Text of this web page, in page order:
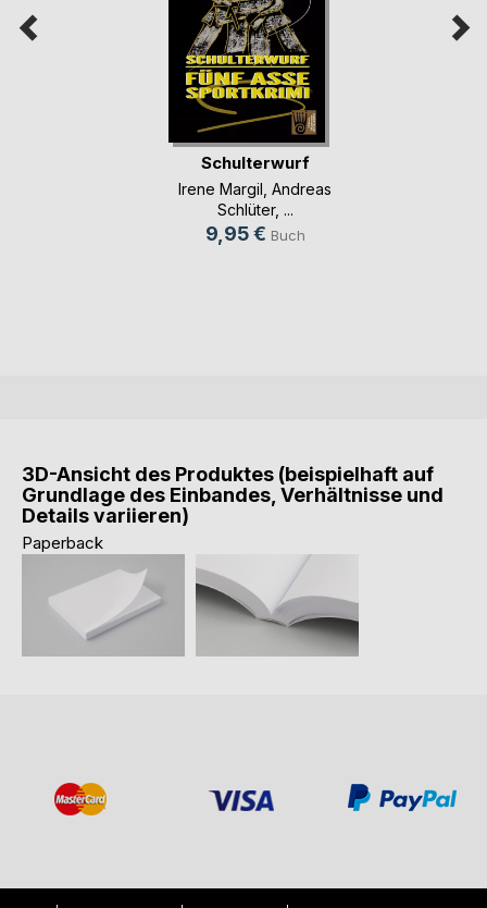
Schulterwurf
Irene Margil Andreas
Schlüter, ...
9,95 € Buch
3D-Ansicht des Produktes (beispielhaft auf
Grundlage des Einbandes, Verhältnisse und
Details variieren)
Paperback